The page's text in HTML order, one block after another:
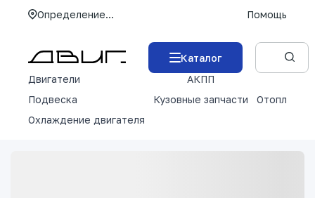
Определение... Помощь
Каталог
Двигатели
АКПП
Подвеска
Кузовные запчасти
Отопление
Охлаждение двигателя